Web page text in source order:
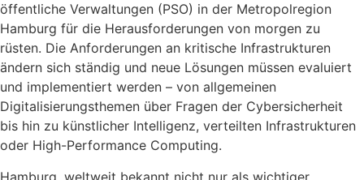
öffentliche Verwaltungen (PSO) in der Metropolregion
Hamburg für die Herausforderungen von morgen zu
rüsten. Die Anforderungen an kritische Infrastrukturen
ändern sich ständig und neue Lösungen müssen evaluiert
und implementiert werden – von allgemeinen
Digitalisierungsthemen über Fragen der Cybersicherheit
bis hin zu künstlicher Intelligenz, verteilten Infrastrukturen
oder High-Performance Computing.
Hamburg, weltweit bekannt nicht nur als wichtiger